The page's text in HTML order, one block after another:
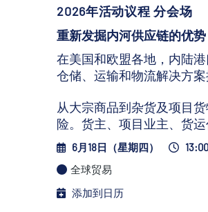
2026年活动议程 分会场
重新发掘内河供应链的优势
在美国和欧盟各地，内陆
仓储、运输和物流解决方
从大宗商品到杂货及项目
险。货主、项目业主、货
6月18日（星期四）
全球贸易
添加到日历